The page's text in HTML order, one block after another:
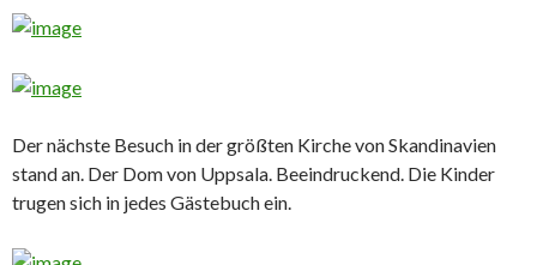
Der nächste Besuch in der größten Kirche von Skandinavien
stand an. Der Dom von Uppsala. Beeindruckend. Die Kinder
trugen sich in jedes Gästebuch ein.